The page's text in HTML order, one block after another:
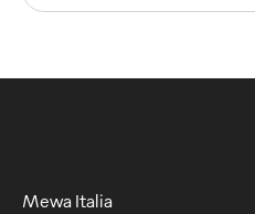
Mewa Italia